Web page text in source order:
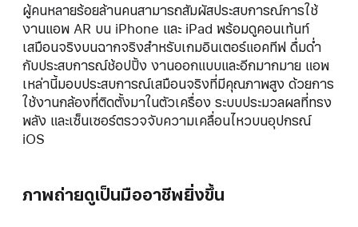
ผู้คนหลายร้อยล้านคนสามารถสัมผัสประสบการณ์การใช้
งานแอพ AR บน iPhone และ iPad พร้อมดูคอนเท้นท์
เสมือนจริงบนฉากจริงสำหรับเกมอินเตอร์แอคทีฟ ดื่มด่ำ
กับประสบการณ์ช้อปปิ้ง งานออกแบบและอีกมากมาย แอพ
เหล่านี้มอบประสบการณ์เสมือนจริงที่มีคุณภาพสูง ด้วยการ
ใช้งานกล้องที่ติดตั้งมาในตัวเครื่อง ระบบประมวลผลที่ทรง
พลัง และเซ็นเซอร์ตรวจจับความเคลื่อนไหวบนอุปกรณ์
iOS
ภาพถ่ายดูเป็นมืออาชีพยิ่งขึ้น